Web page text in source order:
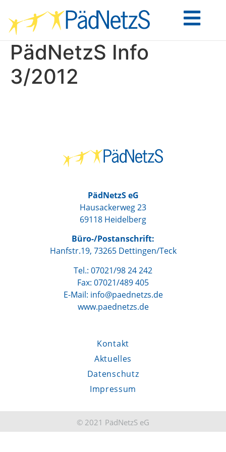
PädNetzS Info
3/2012
PädNetzS eG
Hausackerweg 23
69118 Heidelberg
Büro-/Postanschrift:
Hanfstr.19, 73265 Dettingen/Teck
Tel.: 07021/98 24 242
Fax: 07021/489 405
E-Mail: info@paednetzs.de
www.paednetzs.de
Kontakt
Aktuelles
Datenschutz
Impressum
© 2021 PädNetzS eG